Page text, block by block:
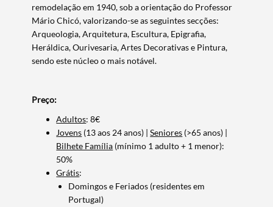
Termo de Pesquisa
remodelação em 1940, sob a orientação do Professor
Mário Chicó, valorizando-se as seguintes secções:
Arqueologia, Arquitetura, Escultura, Epigrafia,
Heráldica, Ourivesaria, Artes Decorativas e Pintura,
sendo este núcleo o mais notável.
Preço:
Adultos: 8€
Jovens (13 aos 24 anos) |Seniores (>65 anos) |
Bilhete Família (mínimo 1 adulto + 1 menor):
50%
Grátis:
Domingos e Feriados (residentes em
Portugal)